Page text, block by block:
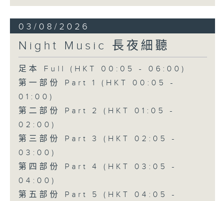
03/08/2026
Night Music 長夜細聽
足本 Full (HKT 00:05 - 06:00)
第一部份 Part 1 (HKT 00:05 -
01:00)
第二部份 Part 2 (HKT 01:05 -
02:00)
第三部份 Part 3 (HKT 02:05 -
03:00)
第四部份 Part 4 (HKT 03:05 -
04:00)
第五部份 Part 5 (HKT 04:05 -